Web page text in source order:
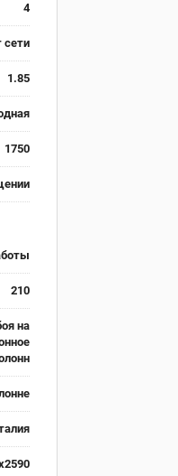
4
сети
1.85
1750
210
на